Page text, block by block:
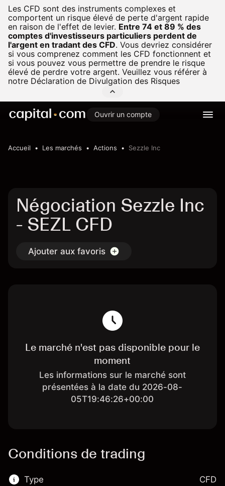
Les CFD sont des instruments complexes et
comportent un risque élevé de perte d'argent rapide
en raison de l'effet de levier. Entre 74 et 89 % des
comptes d'investisseurs particuliers perdent de
l'argent en tradant des CFD. Vous devriez considérer
si vous comprenez comment les CFD fonctionnent et
si vous pouvez vous permettre de prendre le risque
élevé de perdre votre argent. Veuillez vous référer à
notre Déclaration de Divulgation des Risques
Ouvrir un compte
Accueil Les marchés Actions Sezzle Inc
Négociation Sezzle Inc
- SEZL CFD
Ajouter aux favoris
Le marché n'est pas disponible pour le
moment
Les informations sur le marché sont
présentées à la date du 2026-08-
05T19:46:26+00:00
Conditions de trading
Type CFD